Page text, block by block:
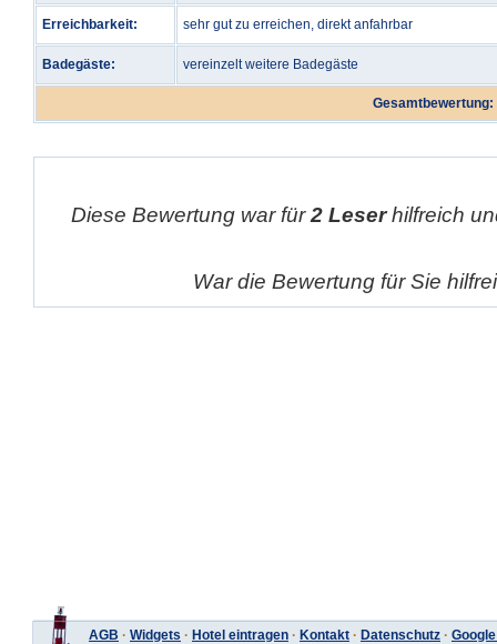
Erreichbarkeit: sehr gut zu erreichen, direkt anfahrbar
Badegäste: vereinzelt weitere Badegäste
Gesamtbewertung:
Diese Bewertung war für2 Leserhilfreich
War die Bewertung für Sie
AGB · Widgets · Hotel eintragen · Kontakt · Datenschutz ·